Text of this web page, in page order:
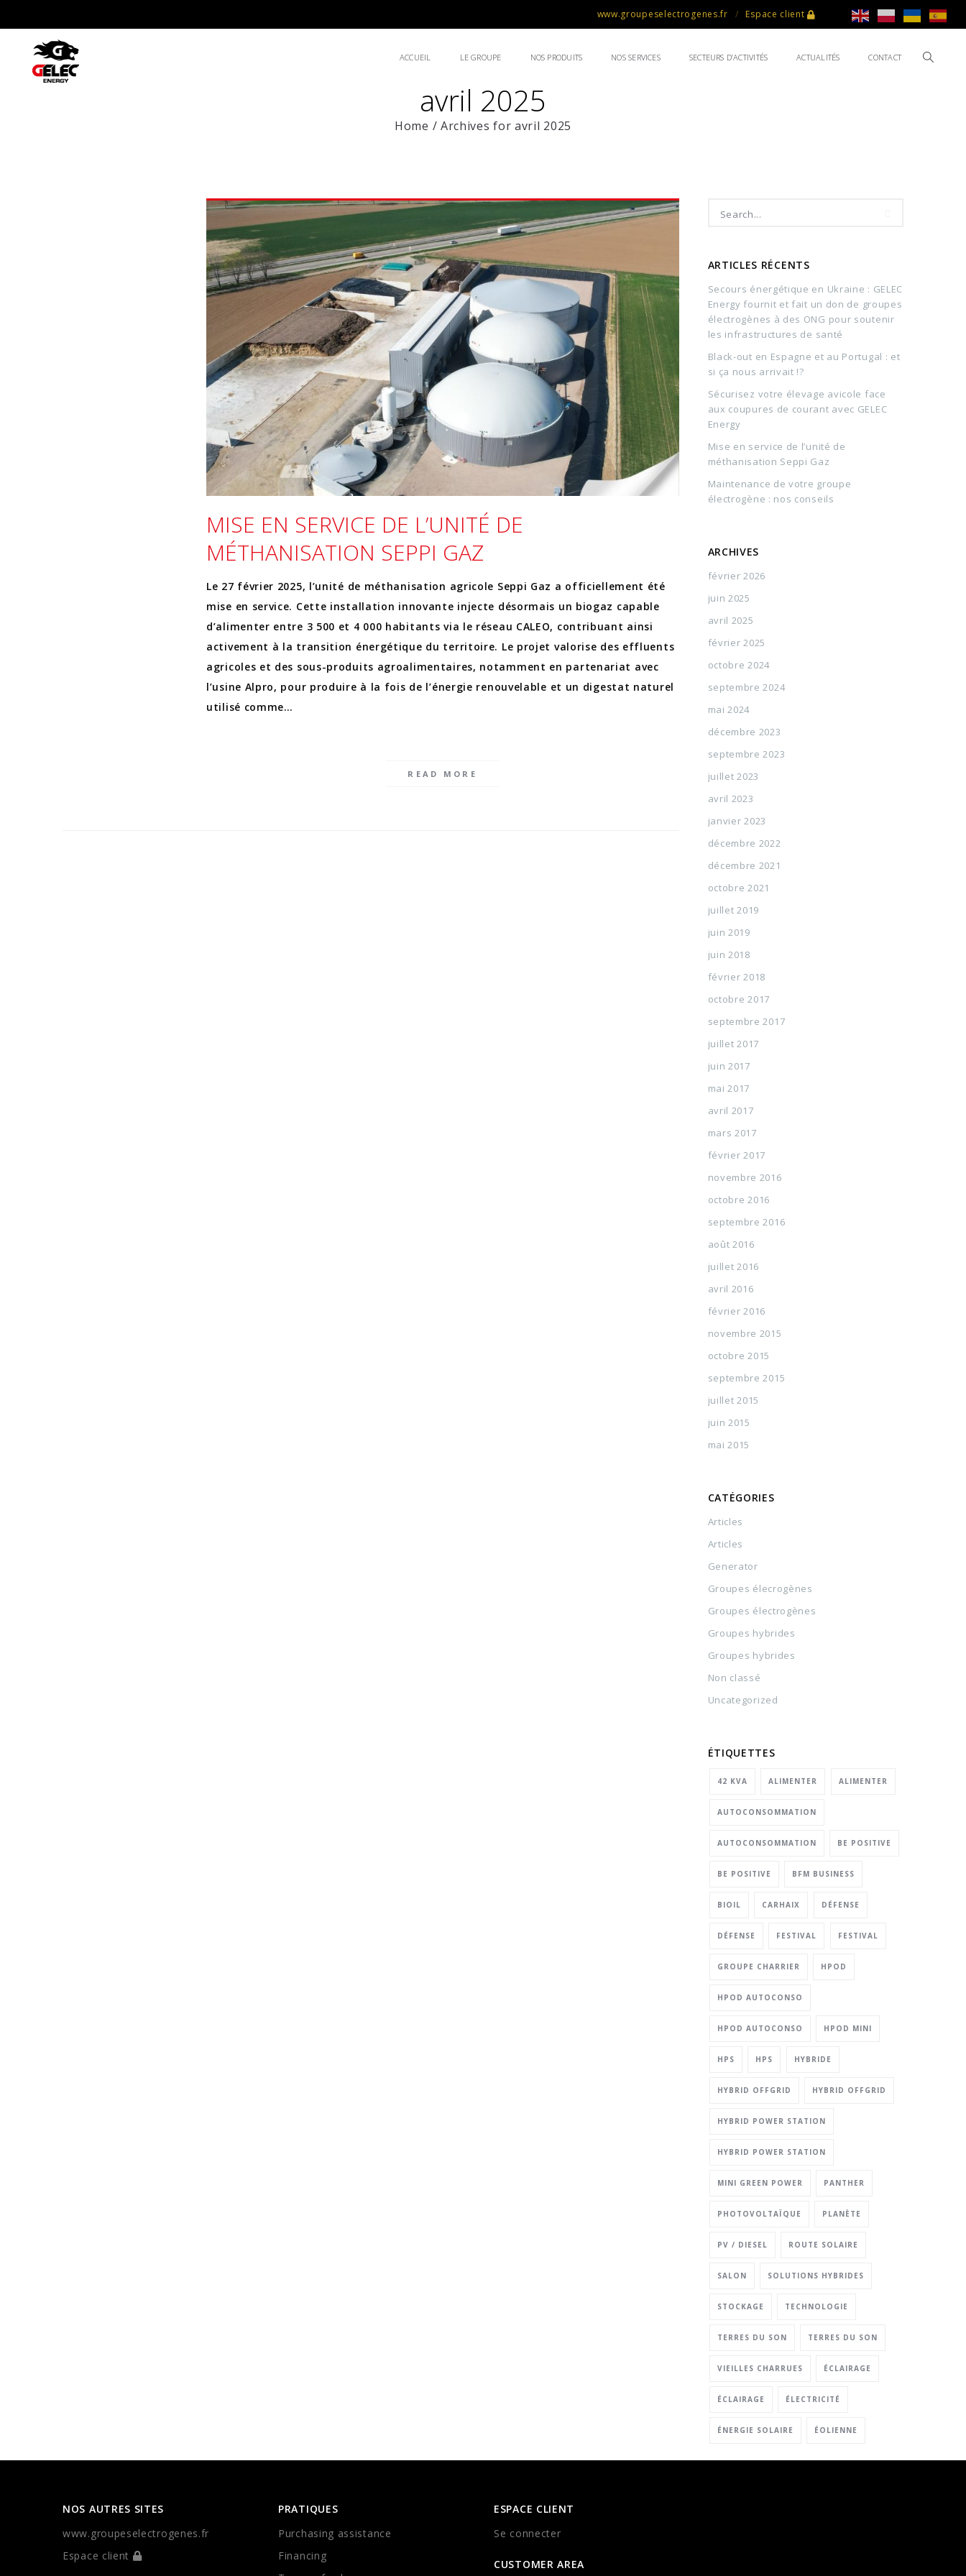
www.groupeselectrogenes.fr Espace client
ACCUEIL LE GROUPE NOS PRODUITS NOS SERVICES SECTEURS D’ACTIVITÉS ACTUALITÉS CONTACT
avril 2025
Home / Archives for avril 2025
MISE EN SERVICE DE L’UNITÉ DE
MÉTHANISATION SEPPI GAZ
Le 27 février 2025, l’unité de méthanisation agricole Seppi Gaz a officiellement été
mise en service. Cette installation innovante injecte désormais un biogaz capable
d’alimenter entre 3 500 et 4 000 habitants via le réseau CALEO, contribuant ainsi
activement à la transition énergétique du territoire. Le projet valorise des effluents
agricoles et des sous-produits agroalimentaires, notamment en partenariat avec
l’usine Alpro, pour produire à la fois de l’énergie renouvelable et un digestat naturel
utilisé comme…
READ MORE
ARTICLES RÉCENTS
Secours énergétique en Ukraine : GELEC
Energy fournit et fait un don de groupes
électrogènes à des ONG pour soutenir
les infrastructures de santé
Black-out en Espagne et au Portugal : et
si ça nous arrivait !?
Sécurisez votre élevage avicole face
aux coupures de courant avec GELEC
Energy
Mise en service de l’unité de
méthanisation Seppi Gaz
Maintenance de votre groupe
électrogène : nos conseils
ARCHIVES
février 2026
juin 2025
avril 2025
février 2025
octobre 2024
septembre 2024
mai 2024
décembre 2023
septembre 2023
juillet 2023
avril 2023
janvier 2023
décembre 2022
décembre 2021
octobre 2021
juillet 2019
juin 2019
juin 2018
février 2018
octobre 2017
septembre 2017
juillet 2017
juin 2017
mai 2017
avril 2017
mars 2017
février 2017
novembre 2016
octobre 2016
septembre 2016
août 2016
juillet 2016
avril 2016
février 2016
novembre 2015
octobre 2015
septembre 2015
juillet 2015
juin 2015
mai 2015
CATÉGORIES
Articles
Articles
Generator
Groupes élecrogènes
Groupes électrogènes
Groupes hybrides
Groupes hybrides
Non classé
Uncategorized
ÉTIQUETTES
42 KVA ALIMENTER ALIMENTER
AUTOCONSOMMATION
AUTOCONSOMMATION BE POSITIVE
BE POSITIVE BFM BUSINESS
BIOIL CARHAIX DÉFENSE
DÉFENSE FESTIVAL FESTIVAL
GROUPE CHARRIER HPOD
HPOD AUTOCONSO
HPOD AUTOCONSO HPOD MINI
HPS HPS HYBRIDE
HYBRID OFFGRID HYBRID OFFGRID
HYBRID POWER STATION
HYBRID POWER STATION
MINI GREEN POWER PANTHER
PHOTOVOLTAÏQUE PLANÈTE
PV / DIESEL ROUTE SOLAIRE
SALON SOLUTIONS HYBRIDES
STOCKAGE TECHNOLOGIE
TERRES DU SON TERRES DU SON
VIEILLES CHARRUES ÉCLAIRAGE
ÉCLAIRAGE ÉLECTRICITÉ
ÉNERGIE SOLAIRE ÉOLIENNE
NOS AUTRES SITES
www.groupeselectrogenes.fr
Espace client
PRATIQUES
Purchasing assistance
Financing
ESPACE CLIENT
Se connecter
CUSTOMER AREA